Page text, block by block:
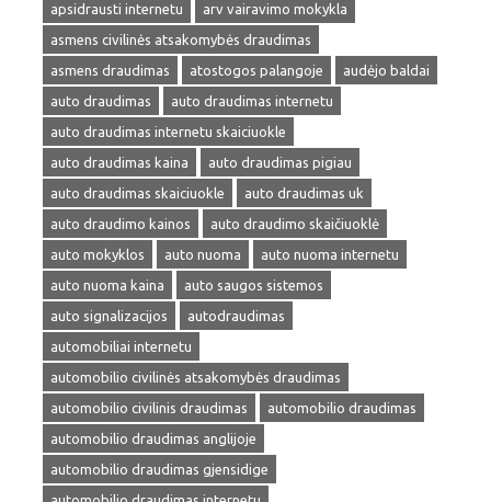
apsidrausti internetu
arv vairavimo mokykla
asmens civilinės atsakomybės draudimas
asmens draudimas
atostogos palangoje
audėjo baldai
auto draudimas
auto draudimas internetu
auto draudimas internetu skaiciuokle
auto draudimas kaina
auto draudimas pigiau
auto draudimas skaiciuokle
auto draudimas uk
auto draudimo kainos
auto draudimo skaičiuoklė
auto mokyklos
auto nuoma
auto nuoma internetu
auto nuoma kaina
auto saugos sistemos
auto signalizacijos
autodraudimas
automobiliai internetu
automobilio civilinės atsakomybės draudimas
automobilio civilinis draudimas
automobilio draudimas
automobilio draudimas anglijoje
automobilio draudimas gjensidige